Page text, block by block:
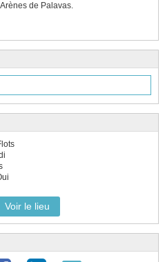
de Palavas.
Voir le lieu